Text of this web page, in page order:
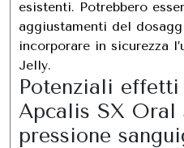
esistenti. Potrebbero
aggiustamenti del
incorporare in sicurezza
Jelly.
Potenziali
Apcalis SX Oral
pressione